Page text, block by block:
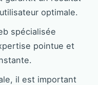
optimale.
spécialisée
pointue et
il est important